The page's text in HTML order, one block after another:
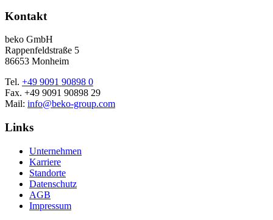
Kontakt
beko GmbH
Rappenfeldstraße 5
86653 Monheim
Tel. +49 9091 90898 0
Fax. +49 9091 90898 29
Mail: info@beko-group.com
Links
Unternehmen
Karriere
Standorte
Datenschutz
AGB
Impressum